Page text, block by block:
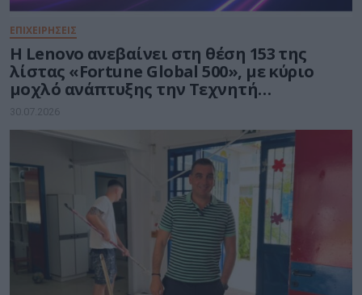
ΕΠΙΧΕΙΡΗΣΕΙΣ
Η Lenovo ανεβαίνει στη θέση 153 της
λίστας «Fortune Global 500», με κύριο
μοχλό ανάπτυξης την Τεχνητή
Νοημοσύνη
30.07.2026